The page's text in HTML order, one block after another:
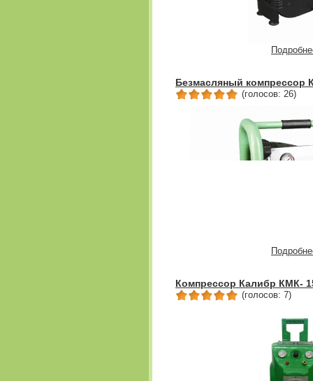
Безмасляный компрессор
(голосов: 26)
Компрессор Калибр КМК-
(голосов: 7)